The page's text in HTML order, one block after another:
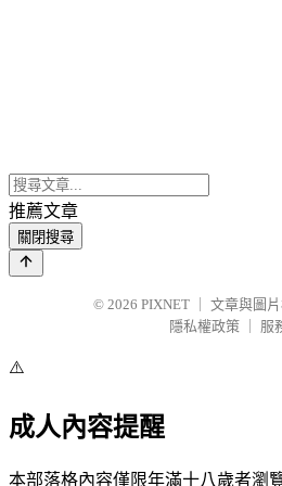
推薦文章
關閉搜尋
© 2026 PIXNET
文章與圖
隱私權政策
服
⚠️
成人內容提醒
本部落格內容僅限年滿十八歲者瀏